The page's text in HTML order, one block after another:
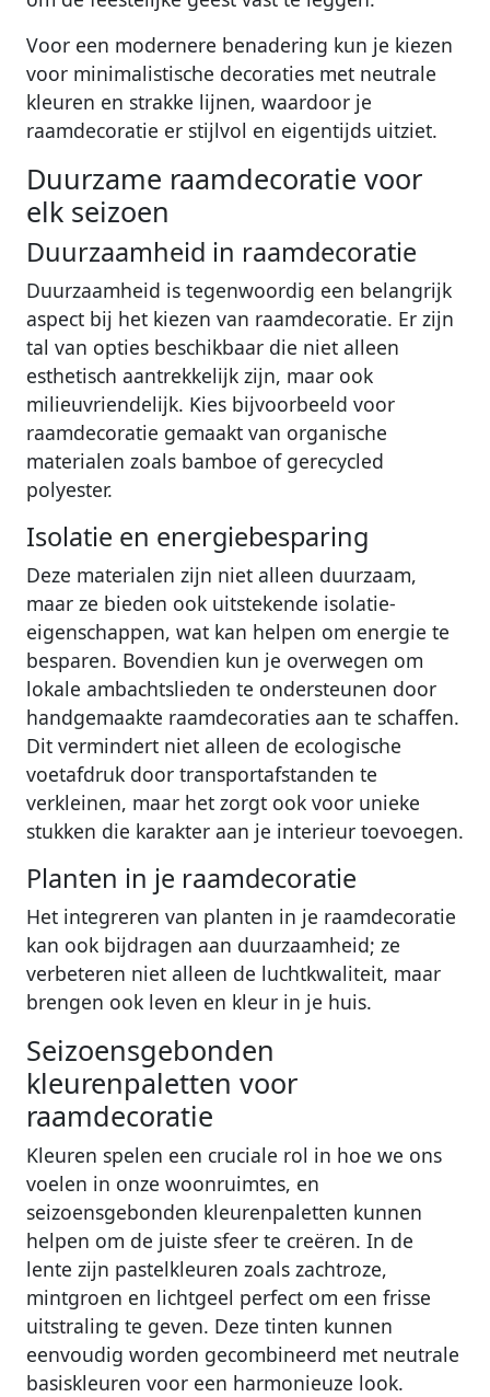
Voor een modernere benadering kun je kiezen
voor minimalistische decoraties met neutrale
kleuren en strakke lijnen, waardoor je
raamdecoratie er stijlvol en eigentijds uitziet.
Duurzame raamdecoratie voor
elk seizoen
Duurzaamheid in raamdecoratie
Duurzaamheid is tegenwoordig een belangrijk
aspect bij het kiezen van raamdecoratie. Er zijn
tal van opties beschikbaar die niet alleen
esthetisch aantrekkelijk zijn, maar ook
milieuvriendelijk. Kies bijvoorbeeld voor
raamdecoratie gemaakt van organische
materialen zoals bamboe of gerecycled
polyester.
Isolatie en energiebesparing
Deze materialen zijn niet alleen duurzaam,
maar ze bieden ook uitstekende isolatie-
eigenschappen, wat kan helpen om energie te
besparen. Bovendien kun je overwegen om
lokale ambachtslieden te ondersteunen door
handgemaakte raamdecoraties aan te schaffen.
Dit vermindert niet alleen de ecologische
voetafdruk door transportafstanden te
verkleinen, maar het zorgt ook voor unieke
stukken die karakter aan je interieur toevoegen.
Planten in je raamdecoratie
Het integreren van planten in je raamdecoratie
kan ook bijdragen aan duurzaamheid; ze
verbeteren niet alleen de luchtkwaliteit, maar
brengen ook leven en kleur in je huis.
Seizoensgebonden
kleurenpaletten voor
raamdecoratie
Kleuren spelen een cruciale rol in hoe we ons
voelen in onze woonruimtes, en
seizoensgebonden kleurenpaletten kunnen
helpen om de juiste sfeer te creëren. In de
lente zijn pastelkleuren zoals zachtroze,
mintgroen en lichtgeel perfect om een frisse
uitstraling te geven. Deze tinten kunnen
eenvoudig worden gecombineerd met neutrale
basiskleuren voor een harmonieuze look.